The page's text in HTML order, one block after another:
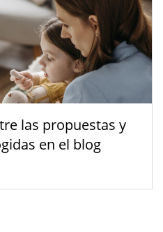
las propuestas y
en el blog